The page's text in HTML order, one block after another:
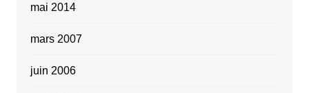
mai 2014
mars 2007
juin 2006